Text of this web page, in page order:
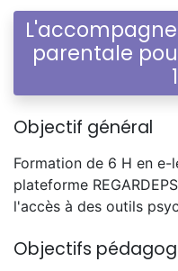
parentale
Objectif général
Formation de 6 H en e-
plateforme
l'accès à des outils
Objectifs